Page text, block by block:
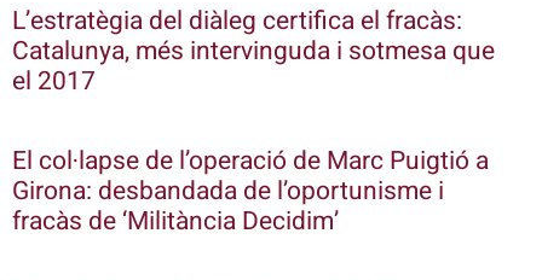
L’estratègia del diàleg certifica el fracàs:
Catalunya, més intervinguda i sotmesa que
el 2017
El col·lapse de l’operació de Marc Puigtió a
Girona: desbandada de l’oportunisme i
fracàs de ‘Militància Decidim’